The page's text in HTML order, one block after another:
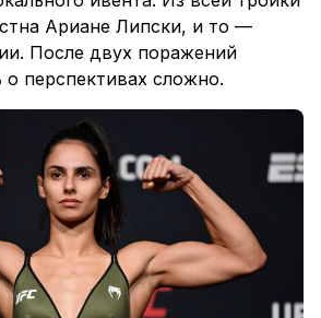
Ариане Липски, и то —
После двух поражений
о перспективах сложно.